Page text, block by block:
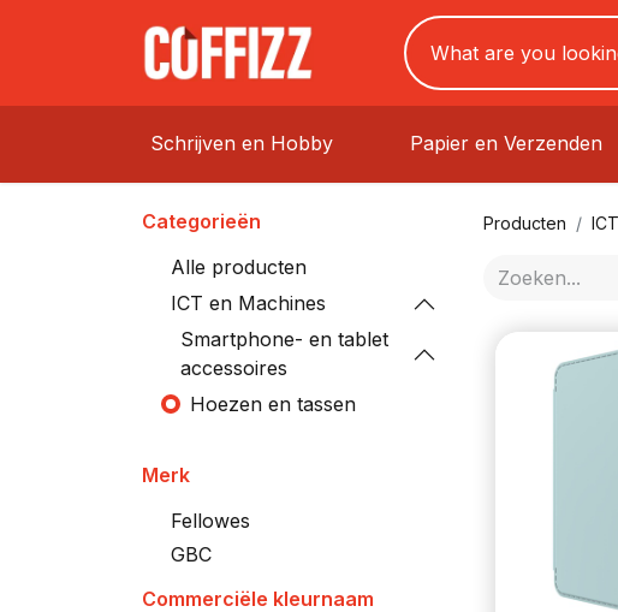
Schrijven en Hobby Papier en Verzenden
Categorieën
Alle producten
ICT en Machines
Smartphone- en tablet
accessoires
Hoezen en tassen
Merk
Fellowes
GBC
Commerciële kleurnaam
Producten